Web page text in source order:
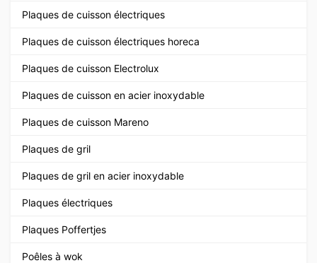
Plaques de cuisson électriques
Plaques de cuisson électriques horeca
Plaques de cuisson Electrolux
Plaques de cuisson en acier inoxydable
Plaques de cuisson Mareno
Plaques de gril
Plaques de gril en acier inoxydable
Plaques électriques
Plaques Poffertjes
Poêles à wok